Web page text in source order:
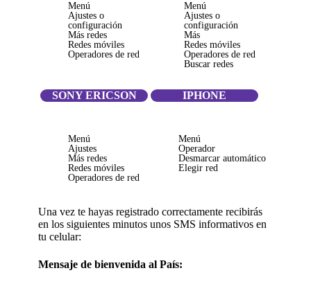
Menú
Ajustes o
configuración
Más redes
Redes móviles
Operadores de red
Menú
Ajustes o
configuración
Más
Redes móviles
Operadores de red
Buscar redes
SONY ERICSON IPHONE
Menú
Ajustes
Más redes
Redes móviles
Operadores de red
Menú
Operador
Desmarcar automático
Elegir red
Una vez te hayas registrado correctamente recibirás
en los siguientes minutos unos SMS informativos en
tu celular:
Mensaje de bienvenida al País: